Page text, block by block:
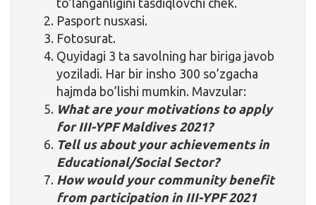
Pasport nusxasi.
Fotosurat.
Quyidagi 3 ta savolning har biriga javob
yoziladi. Har bir insho 300 so’zgacha
hajmda bo’lishi mumkin. Mavzular:
What are your motivations to apply
for III-YPF Maldives 2021?
Tell us about your achievements in
Educational/Social Sector?
How would your community benefit
from participation in III-YPF 2021